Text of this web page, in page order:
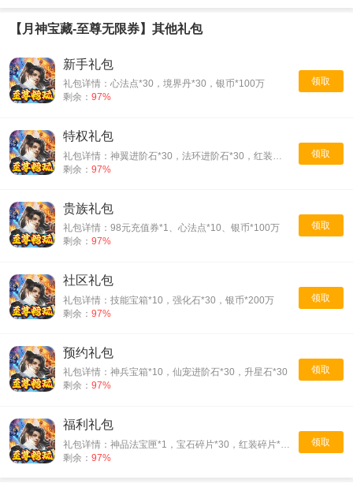
【月神宝藏-至尊无限券】其他礼包
领取
新手礼包
礼包详情：心法点*30，境界丹*30，银币*100万
剩余： 97%
领取
特权礼包
剩余： 97%
领取
贵族礼包
礼包详情：98元充值券*1、心法点*10、银币*100万
剩余： 97%
领取
社区礼包
礼包详情：技能宝箱*10，强化石*30，银币*200万
剩余： 97%
领取
预约礼包
礼包详情：神兵宝箱*10，仙宠进阶石*30，升星石*30
剩余： 97%
领取
福利礼包
礼包详情：神品法宝匣*1，宝石碎片*30，红装碎片*30
剩余： 97%